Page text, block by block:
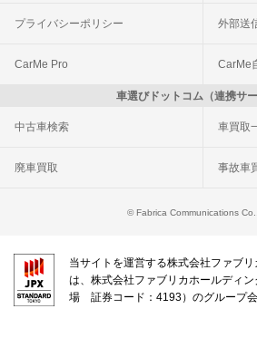
プライバシーポリシー 外部送
CarMe Pro CarMe
車選びドットコム（連携サー
中古車検索 車買取
廃車買取 事故車
© Fabrica Communications
当サイトを運営する株式会社ファブ
は、株式会社ファブリカホールディ
場 証券コード：4193）のグループ会